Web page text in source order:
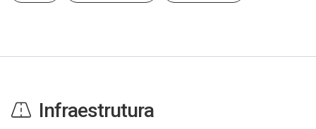
Infraestrutura